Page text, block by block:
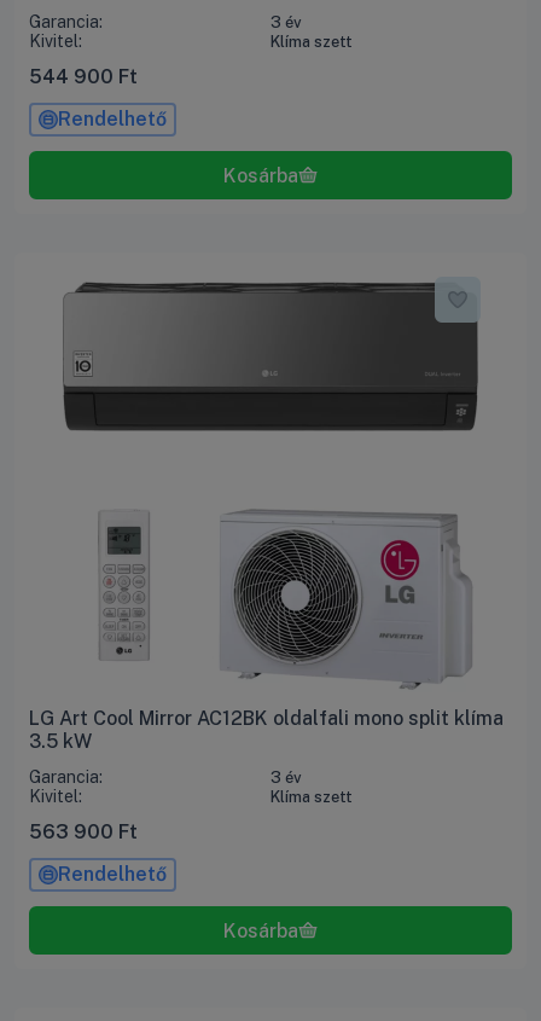
Garancia: 3 év
Kivitel: Klíma szett
544 900 Ft
Rendelhető
LG Art Cool Mirror AC12BK oldalfali mono split klíma
3.5 kW
Garancia: 3 év
Kivitel: Klíma szett
563 900 Ft
Rendelhető